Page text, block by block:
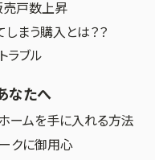
売戸数上昇
まう購入とは？？
ラブル
なたへ
ームを手に入れる方法
クに御用心